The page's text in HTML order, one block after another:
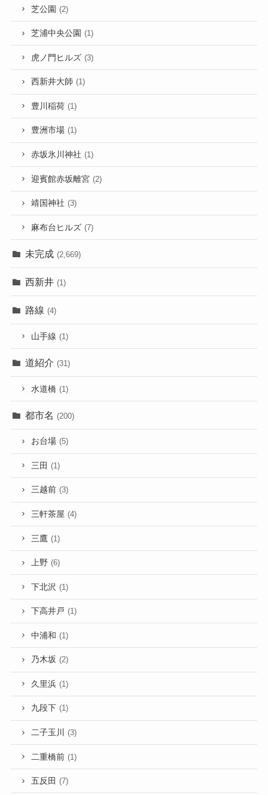
芝公園 (2)
芝浦中央公園 (1)
虎ノ門ヒルズ (3)
西新井大師 (1)
豊川稲荷 (1)
豊洲市場 (1)
赤坂氷川神社 (1)
迎賓館赤坂離宮 (2)
靖国神社 (3)
麻布台ヒルズ (7)
未完成 (2,669)
西新井 (1)
路線 (4)
山手線 (1)
道紹介 (31)
水道橋 (1)
都市名 (200)
お台場 (5)
三田 (1)
三越前 (3)
三軒茶屋 (4)
三鷹 (1)
上野 (6)
下北沢 (1)
下高井戸 (1)
中浦和 (1)
乃木坂 (2)
久里浜 (1)
九段下 (1)
二子玉川 (3)
二重橋前 (1)
五反田 (7)